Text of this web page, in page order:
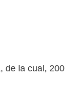
de la cual,